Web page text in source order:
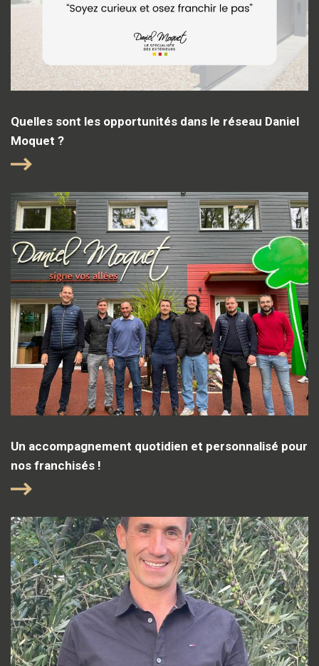
Quelles sont les opportunités dans le réseau Daniel
Moquet ?
Un accompagnement quotidien et personnalisé pour
nos franchisés !